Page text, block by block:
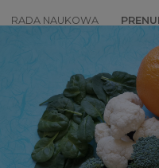
RADA NAUKOWA